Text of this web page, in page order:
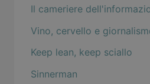
Il cameriere
Vino, cervello e
Keep lean, keep sciallo
Sinnerman